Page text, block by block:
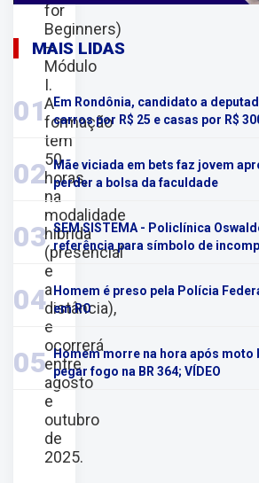
for
Beginners)
–
Módulo
I.
A
formação
tem
50
horas,
na
modalidade
híbrida
(presencial
e
a
distância),
e
ocorrerá
entre
agosto
e
outubro
de
2025.
MAIS LIDAS
01
Em Rondônia, candidato a
carros por R$ 25 e casas por R$
02
Mãe viciada em bets faz jovem
perder a bolsa da faculdade
03 SEM SISTEMA - Policlínica
referência para símbolo de
04
Homem é preso pela Polícia
em RO
05
Homem morre na hora após moto
pegar fogo na BR 364; VÍDEO